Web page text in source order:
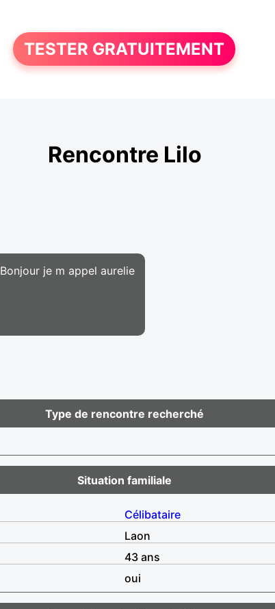
TESTER GRATUITEMENT
Rencontre Lilo
Bonjour je m appel aurelie
Type de rencontre recherché
Situation familiale
Célibataire
Laon
43 ans
oui